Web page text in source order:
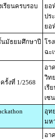
รียนครบรอบ
ยอ
ปร
ยอ
นมัธยมศึกษาปี โร
ฉะ
รั้งที่ 1/2568
อา
วิท
เรี
เซ
อุท
มห
อา